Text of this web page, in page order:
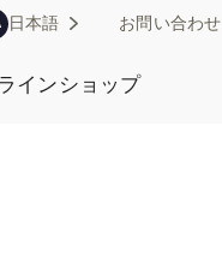
日本語 お問い合わせ
インショップ